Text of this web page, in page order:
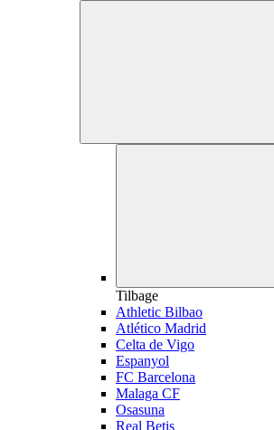
Tilbage
Athletic Bilbao
Atlético Madrid
Celta de Vigo
Espanyol
FC Barcelona
Malaga CF
Osasuna
Real Betis